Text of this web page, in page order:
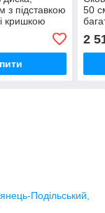
з підставкою
кришкою
50
2
Подільський,